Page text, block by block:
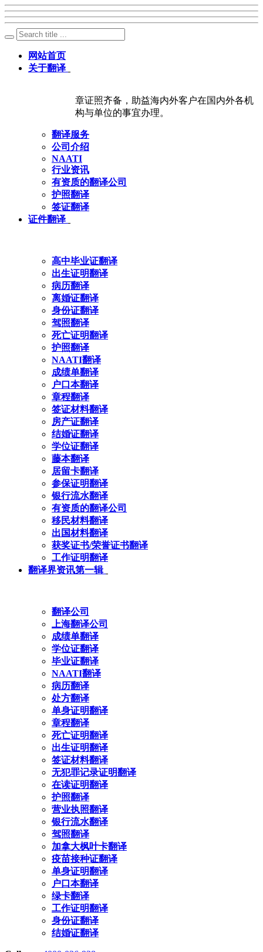
网站首页
关于翻译
章证照齐备，助益海内外客户在国内外各机
构与单位的事宜办理。
翻译服务
公司介绍
NAATI
行业资讯
有资质的翻译公司
护照翻译
签证翻译
证件翻译
高中毕业证翻译
出生证明翻译
病历翻译
离婚证翻译
身份证翻译
驾照翻译
死亡证明翻译
护照翻译
NAATI翻译
成绩单翻译
户口本翻译
章程翻译
签证材料翻译
房产证翻译
结婚证翻译
学位证翻译
藤本翻译
居留卡翻译
参保证明翻译
银行流水翻译
有资质的翻译公司
移民材料翻译
出国材料翻译
获奖证书/荣誉证书翻译
工作证明翻译
翻译界资讯第一辑
翻译公司
上海翻译公司
成绩单翻译
学位证翻译
毕业证翻译
NAATI翻译
病历翻译
处方翻译
单身证明翻译
章程翻译
死亡证明翻译
出生证明翻译
签证材料翻译
无犯罪记录证明翻译
在读证明翻译
护照翻译
营业执照翻译
银行流水翻译
驾照翻译
加拿大枫叶卡翻译
疫苗接种证翻译
单身证明翻译
户口本翻译
绿卡翻译
工作证明翻译
身份证翻译
结婚证翻译